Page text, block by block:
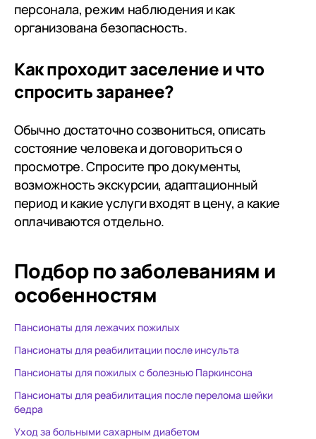
персонала, режим наблюдения и как
организована безопасность.
Как проходит заселение и что
спросить заранее?
Обычно достаточно созвониться, описать
состояние человека и договориться о
просмотре. Спросите про документы,
возможность экскурсии, адаптационный
период и какие услуги входят в цену, а какие
оплачиваются отдельно.
Подбор по заболеваниям и
особенностям
Пансионаты для лежачих пожилых
Пансионаты для реабилитации после инсульта
Пансионаты для пожилых с болезнью Паркинсона
Пансионаты для реабилитация после перелома шейки
бедра
Уход за больными сахарным диабетом